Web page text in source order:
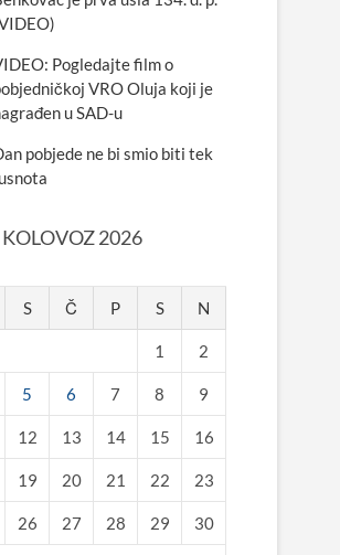
Pogledajte film o
VRO Oluja koji je
u SAD-u
pobjede ne bi smio biti tek
KOLOVOZ 2026
S Č P S N
1 2
5 6 7 8 9
12 13 14 15 16
19 20 21 22 23
26 27 28 29 30